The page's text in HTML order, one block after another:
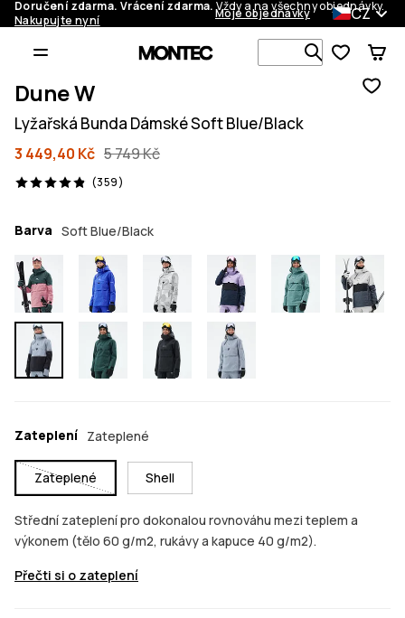
Doručení zdarma. Vrácení zdarma.Vždy a na všechny objednávky.
Nakupujte nyní
Moje objednávky CZ
Vyhledávej
Dune W
Lyžařská Bunda Dámské Soft Blue/Black
3 449,40 Kč 5 749 Kč
(359)
359 recenze, 4.9/5
Barva Soft Blue/Black
Zateplení Zateplené
Zateplené Shell
Střední zateplení pro dokonalou rovnováhu mezi teplem a
výkonem (tělo 60 g/m2, rukávy a kapuce 40 g/m2).
Přečti si o zateplení